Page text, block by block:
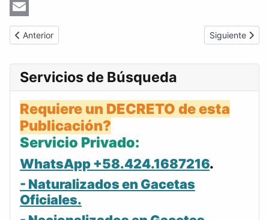
Copy
Link
Email
Artículo anterior: Gaceta Oficial de Venezuela #3272 del
Anterior Artículo
Siguiente
Servicios de Búsqueda
Requiere un DECRETO de esta
Publicación?
Servicio Privado:
WhatsApp +58.424.1687216.
- Naturalizados en Gacetas
Oficiales.